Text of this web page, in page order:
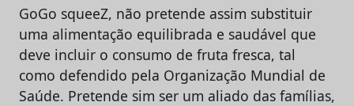
GoGo squeeZ, não pretende assim substituir
uma alimentação equilibrada e saudável que
deve incluir o consumo de fruta fresca, tal
como defendido pela Organização Mundial de
Saúde. Pretende sim ser um aliado das famílias,